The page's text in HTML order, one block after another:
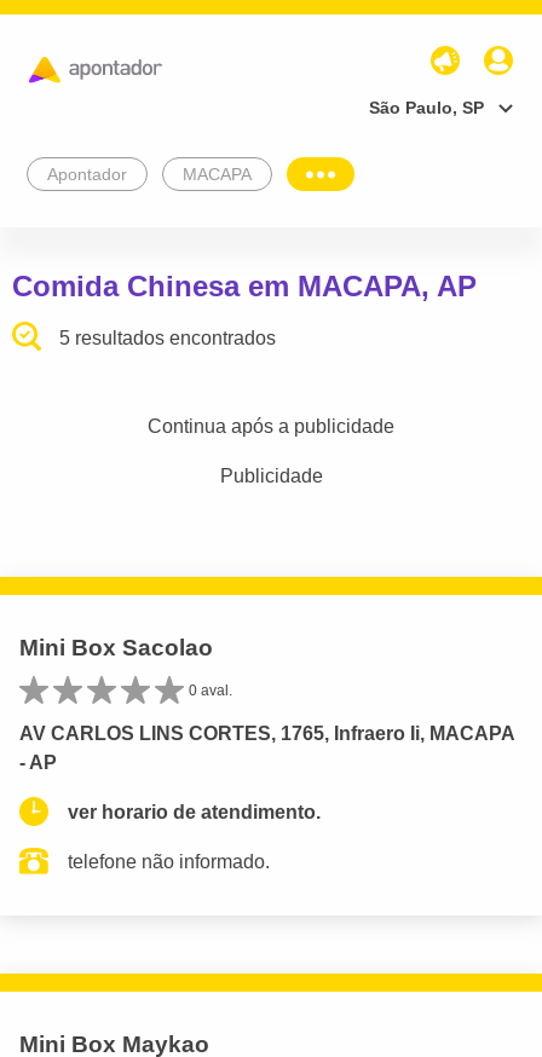
São Paulo, SP
Apontador MACAPA
Comida Chinesa em MACAPA, AP
5 resultados encontrados
Continua após a publicidade
Publicidade
Mini Box Sacolao
0 aval.
AV CARLOS LINS CORTES, 1765, Infraero Ii, MACAPA
- AP
ver horario de atendimento.
telefone não informado.
Mini Box Maykao